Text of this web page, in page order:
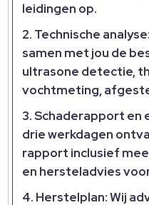
leidingen op.
Technische
samen met jou de
ultrasone detectie,
vochtmeting,
Schaderapport en
drie werkdagen
rapport inclusief
en hersteladvies
Herstelplan: Wij